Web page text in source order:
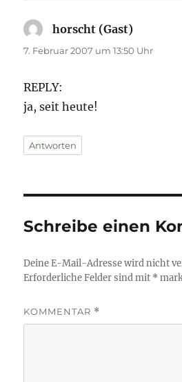
horscht (Gast)
7. Februar 2007 um 13:50 Uhr
REPLY:
ja, seit heute!
Antworten
Schreibe einen
Deine E-Mail-Adresse wird nicht
Erforderliche Felder sind mit *
KOMMENTAR *